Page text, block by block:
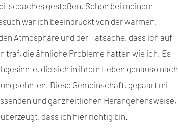
gestoßen. Schon bei meinem
war ich beeindruckt von der warmen,
Atmosphäre und der Tatsache, dass ich auf
traf, die ähnliche Probleme hatten wie ich. Es
die sich in ihrem Leben genauso nach
sehnten. Diese Gemeinschaft, gepaart mit
und ganzheitlichen Herangehensweise,
dass ich hier richtig bin.